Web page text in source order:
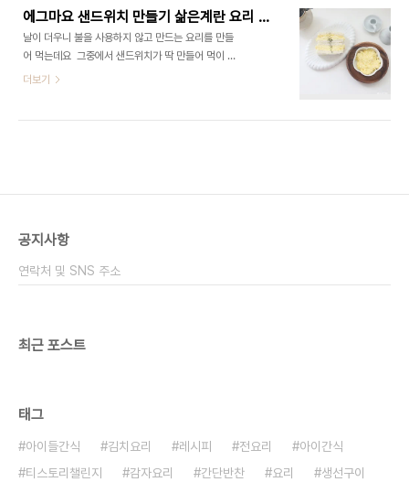
들곤 한답니다. 차차 다양한 샌드위치 만드는 법을 알
려드릴까 해요. 오늘은 달걀을 삶았기에 맛있는 삶은
계란 샌드위치를 만들어보았는데요. 들어가는 재료
가 별로 없어도 판매점에서 파는 듯한 맛있게 만드는
방법 알려드릴게요! ​삶은계란 샌드위치 만들기 초보
재료 식빵 4장 삶은계란 5개 마요네즈 3큰술 설탕 1
에그마요 샌드위치 만들기 삶은계란 요리 계란마요샌드위치 계란샐러드
날이 더우니 불을 사용하지 않고 만드는 요리를 만들
어 먹는데요 ​ 그중에서 샌드위치가 딱 만들어 먹이 좋
더라고요 집에 재료만 구비해두고 있으면 누구나 쉽
합니다 많이 하실 분은 계란 넉넉하게 삶으셔도 되요
계란샐러드의 입자가 부드럽고 고운 이유는 바로 포
더보기
공지사항
연락처 및 SNS 주소
최근 포스트
태그
아이들간식 김치요리 레시피 전요리
아이간식
티스토리챌린지
감자요리 간단반찬 요리
생선구이